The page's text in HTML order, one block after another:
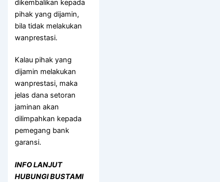
dikembalikan kepada
pihak yang dijamin,
bila tidak melakukan
wanprestasi.
Kalau pihak yang
dijamin melakukan
wanprestasi, maka
jelas dana setoran
jaminan akan
dilimpahkan kepada
pemegang bank
garansi.
INFO LANJUT
HUBUNGI BUSTAMI